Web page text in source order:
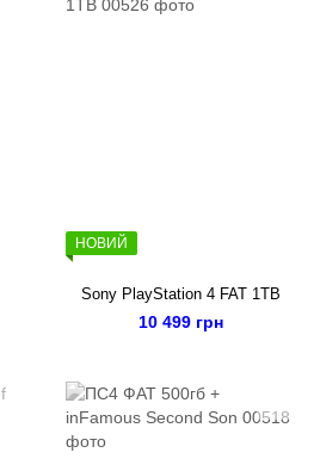
НОВИЙ
Sony PlayStation 4 FAT 1TB
10 499 грн